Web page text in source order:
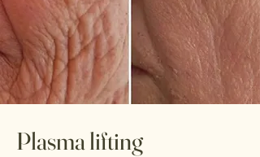
Plasma lifting